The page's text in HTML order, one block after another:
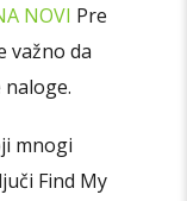
NOVI Pre
važno da
mnogi
Find My